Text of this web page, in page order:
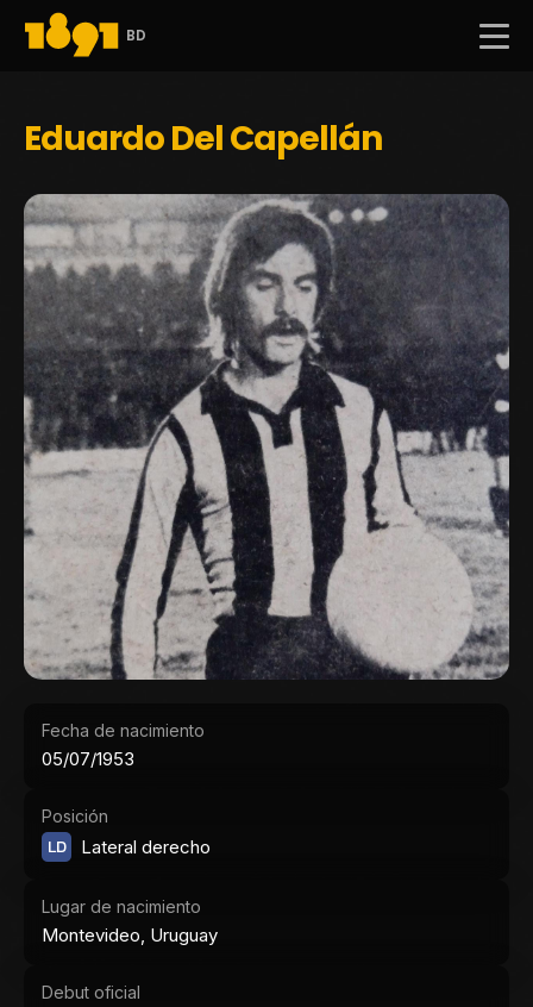
BD
Eduardo Del Capellán
Fecha de nacimiento
05/07/1953
Posición
LD Lateral derecho
Lugar de nacimiento
Montevideo, Uruguay
Debut oficial